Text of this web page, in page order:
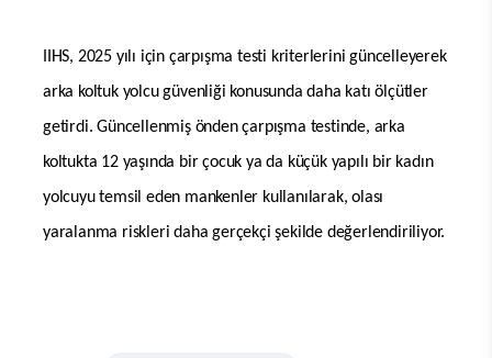
IIHS, 2025 yılı için çarpışma testi kriterlerini güncelleyerek
arka koltuk yolcu güvenliği konusunda daha katı ölçütler
getirdi. Güncellenmiş önden çarpışma testinde, arka
koltukta 12 yaşında bir çocuk ya da küçük yapılı bir kadın
yolcuyu temsil eden mankenler kullanılarak, olası
yaralanma riskleri daha gerçekçi şekilde değerlendiriliyor.